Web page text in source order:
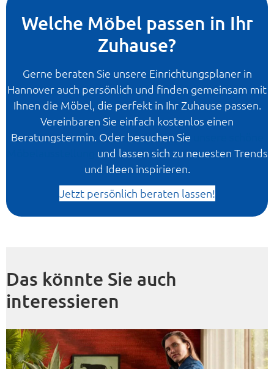
Welche Möbel passen in Ihr
Zuhause?
Gerne beraten Sie unsere Einrichtungsplaner in
Hannover auch persönlich und finden gemeinsam mit
Ihnen die Möbel, die perfekt in Ihr Zuhause passen.
Vereinbaren Sie einfach kostenlos einen
Beratungstermin. Oder besuchen Sie
und lassen sich zu neuesten Trends
und Ideen inspirieren.
Jetzt persönlich beraten lassen!
Das könnte Sie auch
interessieren